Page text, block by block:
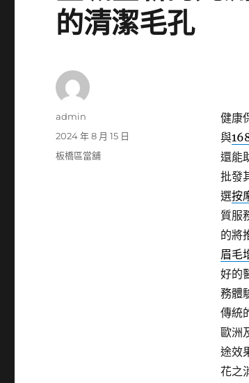
的清潔毛孔
健康
與
還能
批發
選按
質服
的將
眉毛
好的
務體
傳統
歐洲
途效
花之
作
admin
發
佈
2024 年 8 月 15 日
分
板橋區當舖